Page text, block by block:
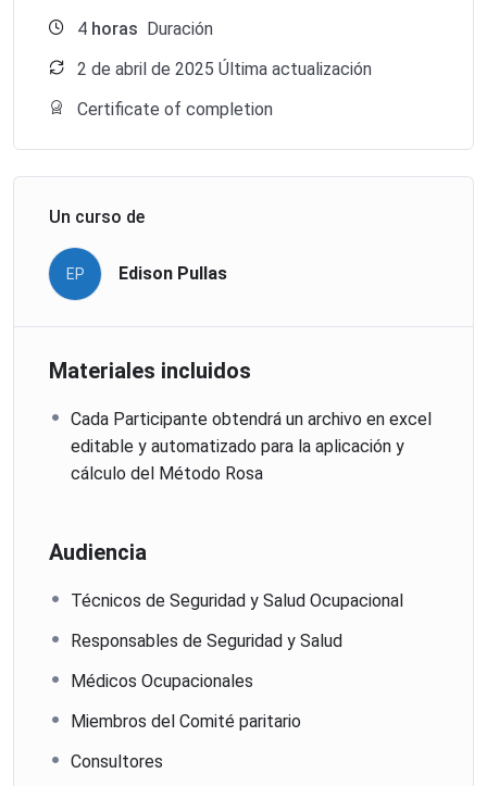
4 horas Duración
2 de abril de 2025 Última actualización
Certificate of completion
Un curso de
EP Edison Pullas
Materiales incluidos
Cada Participante obtendrá un archivo en excel
editable y automatizado para la aplicación y
cálculo del Método Rosa
Audiencia
Técnicos de Seguridad y Salud Ocupacional
Responsables de Seguridad y Salud
Médicos Ocupacionales
Miembros del Comité paritario
Consultores